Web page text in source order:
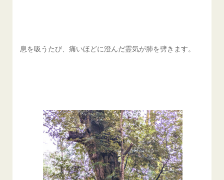
息を吸うたび、痛いほどに澄んだ霊気が肺を劈きます。